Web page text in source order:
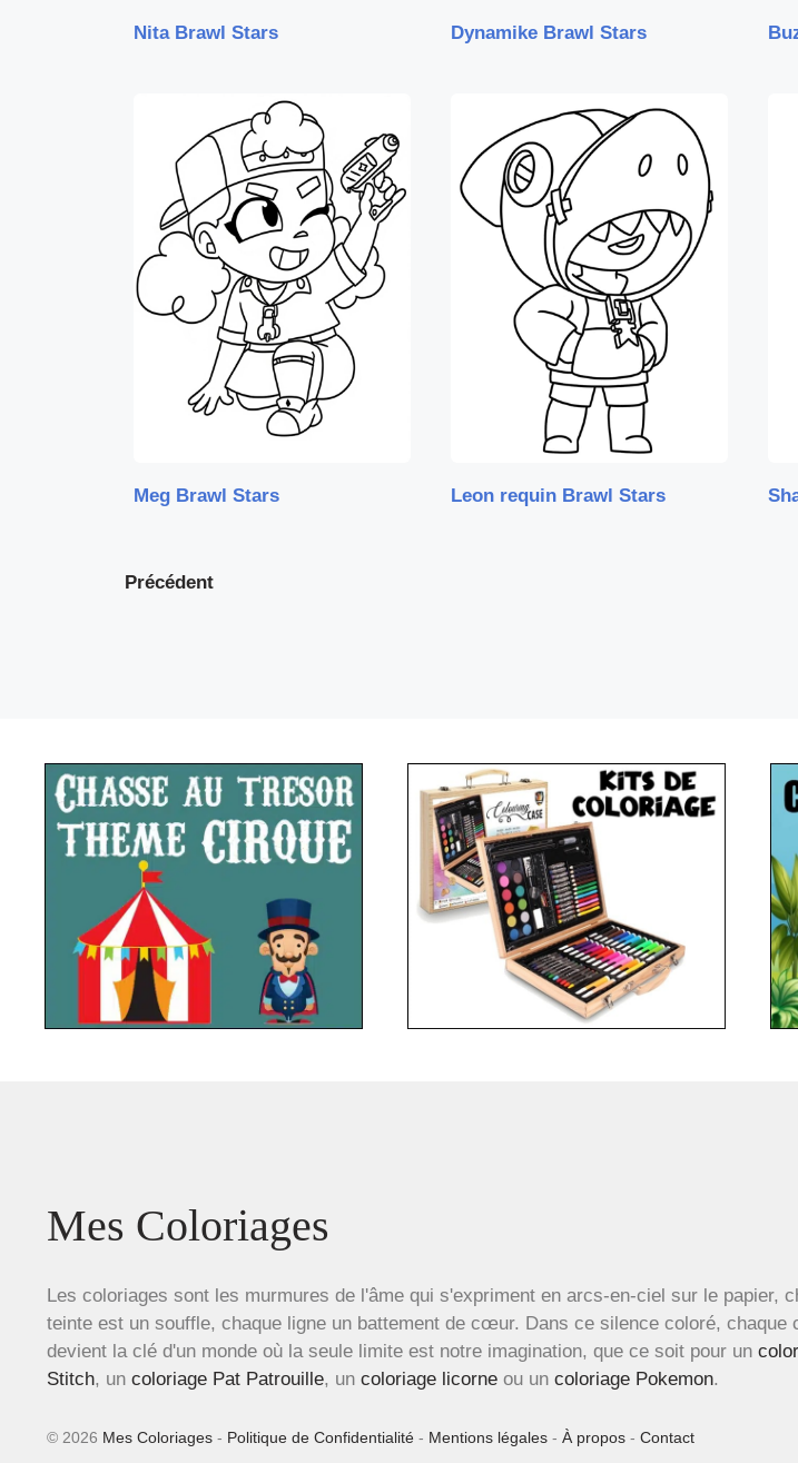
Nita Brawl Stars Dynamike Brawl Stars
Meg Brawl Stars Leon requin Brawl Stars
Précédent
Mes Coloriages
Les coloriages sont les murmures de l'âme qui s'expriment en arcs-en-ciel sur le papier,
teinte est un souffle, chaque ligne un battement de cœur. Dans ce silence coloré, chaque
devient la clé d'un monde où la seule limite est notre imagination, que ce soit pour un
Stitch, un coloriage Pat Patrouille, un coloriage licorne ou un coloriage Pokemon.
© 2026 Mes Coloriages - Politique de Confidentialité - Mentions légales - À propos - Contact